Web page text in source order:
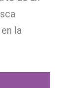
la